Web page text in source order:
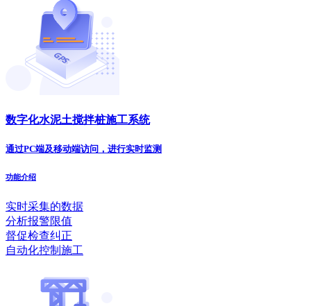
数字化水泥土搅拌桩施工系统
通过PC端及移动端访问，进行实时监测
功能介绍
实时采集的数据
分析报警限值
督促检查纠正
自动化控制施工